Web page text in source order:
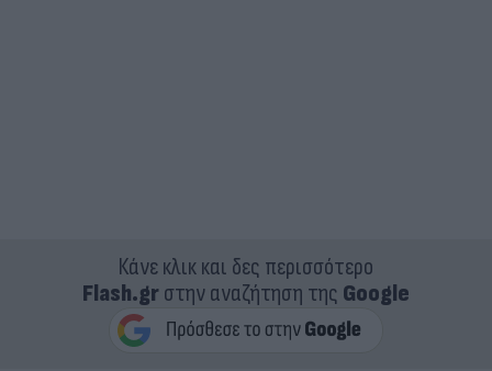
Κάνε κλικ και δες περισσότερο
Flash.grστην αναζήτηση της Google